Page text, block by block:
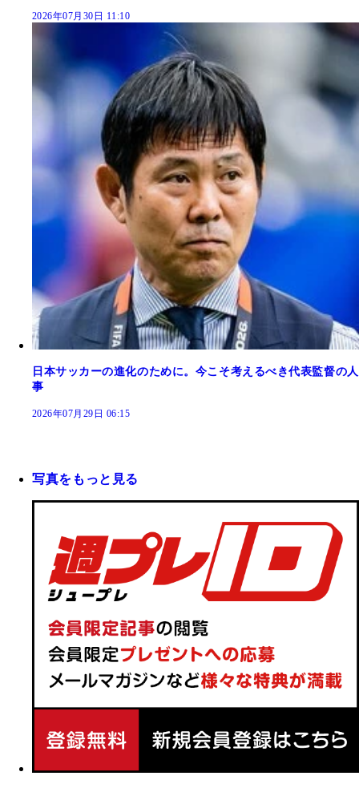
2026年07月30日 11:10
日本サッカーの進化のために。今こそ考えるべき代表監督の人
事
2026年07月29日 06:15
写真をもっと見る